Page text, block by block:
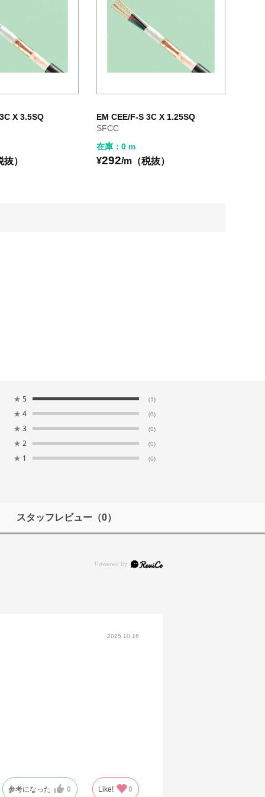
X 3.5SQ
）
EM CEE/F-S 3C X 1.25SQ
SFCC
在庫：0 m
¥292/m（税抜）
★ 5 (1)
★ 4 (0)
★ 3 (0)
★ 2 (0)
★ 1 (0)
スタッフレビュー（0）
2025.10.16
参考になった 0 Like! 0